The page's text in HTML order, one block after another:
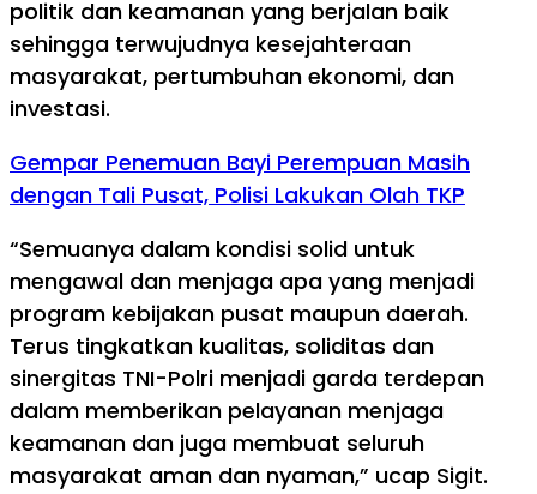
politik dan keamanan yang berjalan baik
sehingga terwujudnya kesejahteraan
masyarakat, pertumbuhan ekonomi, dan
investasi.
Gempar Penemuan Bayi Perempuan Masih
dengan Tali Pusat, Polisi Lakukan Olah TKP
“Semuanya dalam kondisi solid untuk
mengawal dan menjaga apa yang menjadi
program kebijakan pusat maupun daerah.
Terus tingkatkan kualitas, soliditas dan
sinergitas TNI-Polri menjadi garda terdepan
dalam memberikan pelayanan menjaga
keamanan dan juga membuat seluruh
masyarakat aman dan nyaman,” ucap Sigit.